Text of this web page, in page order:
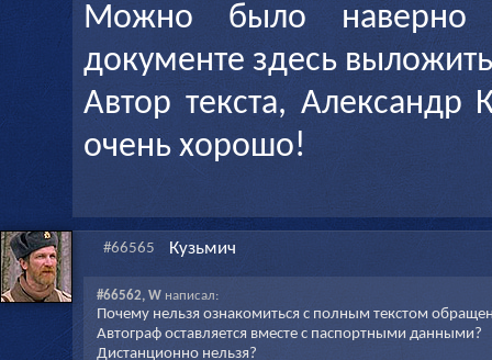
Можно было наверно
документе здесь выложить
Автор текста, Александр
очень хорошо!
#66565 Кузьмич
#66562, Wнаписал:
Почему нельзя ознакомиться с полным текстом
Автограф оставляется вместе с паспортными данными?
Дистанционно нельзя?